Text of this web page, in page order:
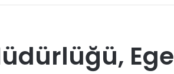
Ege